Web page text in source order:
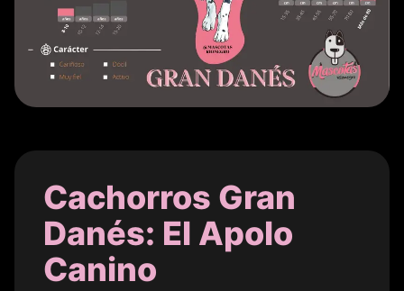
Cachorros Gran
Danés: El Apolo
Canino